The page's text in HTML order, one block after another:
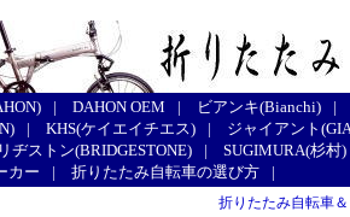
| DAHON OEM | ビアンキ(Bianchi)
|
| KHS(ケイエイチエス) |
ジャイアント
ヂストン(BRIDGESTONE) |
SUGIMURA(杉村)
カー
| 折りたたみ自転車の選び方 |
折りたたみ自転車